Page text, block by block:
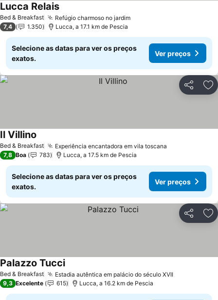
Bed & Breakfast Refúgio charmoso no jardimVer preços
Lucca RelaisVer preços
7,4 1.350 Lucca, a 17.1 km de Pescia
Selecione as datas para ver os preços
exatos.
Ver preços
Partilhar
Bed & Breakfast Experiência encantadora em vila toscana
Il Villino
7,8 Boa 783 Lucca, a 17.5 km de Pescia
Selecione as datas para ver os preços
exatos.
Ver preços
Partilhar
Bed & Breakfast Estadia autêntica em palácio do século XVIIVer preços
Palazzo TucciVer preços
9,3 Excelente 615 Lucca, a 16.2 km de Pescia